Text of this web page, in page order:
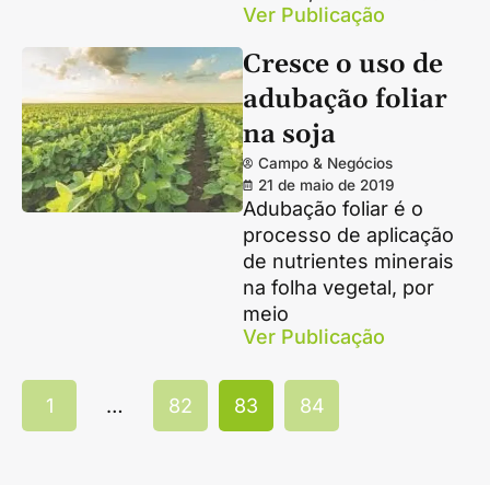
Ver Publicação
Cresce o uso de
adubação foliar
na soja
Campo & Negócios
21 de maio de 2019
Adubação foliar é o
processo de aplicação
de nutrientes minerais
na folha vegetal, por
meio
Ver Publicação
1 … 82 83 84